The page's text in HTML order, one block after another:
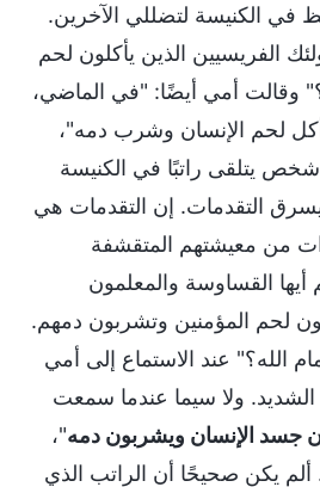
في الكنيسة لتضللي الآخرين.
الفريسيين الذين يأكلون لحم
وقالت أمي أيضًا: "في الماضي،
لحم الإنسان وشرب دمه"،
يتلقى راتبًا في الكنيسة
التقدمات. إن التقدمات هي
من معيشتهم المتقشفة
أيها القساوسة والمعلمون
لحم المؤمنين وتشربون دمهم.
الله؟" عند الاستماع إلى أمي
ولا سيما عندما سمعت
جسد الإنسان ويشربون دمه"،
يكن صحيحًا أن الراتب الذي